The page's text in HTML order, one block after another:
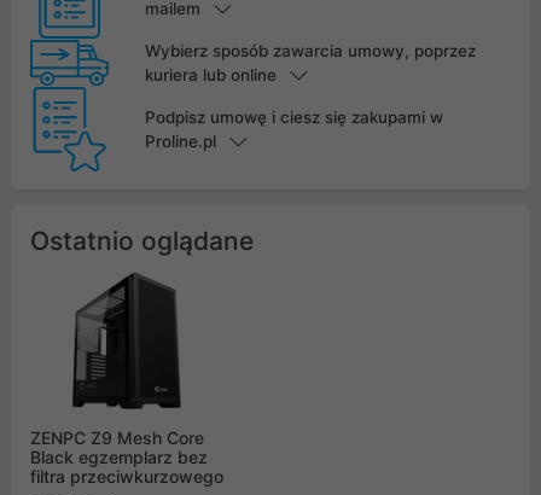
mailem
Wybierz sposób zawarcia umowy, poprzez
kuriera lub online
Podpisz umowę i ciesz się zakupami w
Proline.pl
Ostatnio oglądane
ZENPC Z9 Mesh Core
Black egzemplarz bez
filtra przeciwkurzowego